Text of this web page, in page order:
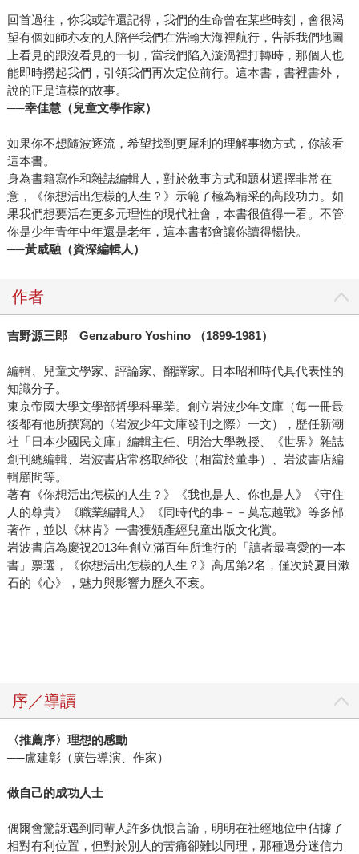
回首過往，你我或許還記得，我們的生命曾在某些時刻，會很渴
望有個如師亦友的人陪伴我們在浩瀚大海裡航行，告訴我們地圖
上看見的跟沒看見的一切，當我們陷入漩渦裡打轉時，那個人也
能即時撈起我們，引領我們再次定位前行。這本書，書裡書外，
說的正是這樣的故事。
──幸佳慧（兒童文學作家）
如果你不想隨波逐流，希望找到更犀利的理解事物方式，你該看
這本書。
身為書籍寫作和雜誌編輯人，對於敘事方式和題材選擇非常在
意，《你想活出怎樣的人生？》示範了極為精采的高段功力。如
果我們想要活在更多元理性的現代社會，本書很值得一看。不管
你是少年青年中年還是老年，這本書都會讓你讀得暢快。
──黃威融（資深編輯人）
作者
吉野源三郎 Genzaburo Yoshino （1899-1981）
編輯、兒童文學家、評論家、翻譯家。日本昭和時代具代表性的
知識分子。
東京帝國大學文學部哲學科畢業。創立岩波少年文庫（每一冊最
後都有他所撰寫的〈岩波少年文庫發刊之際〉一文），歷任新潮
社「日本少國民文庫」編輯主任、明治大學教授、《世界》雜誌
創刊總編輯、岩波書店常務取締役（相當於董事）、岩波書店編
輯顧問等。
著有《你想活出怎樣的人生？》《我也是人、你也是人》《守住
人的尊貴》《職業編輯人》《同時代的事－－莫忘越戰》等多部
著作，並以《林肯》一書獲頒產經兒童出版文化賞。
岩波書店為慶祝2013年創立滿百年所進行的「讀者最喜愛的一本
書」票選，《你想活出怎樣的人生？》高居第2名，僅次於夏目漱
石的《心》，魅力與影響力歷久不衰。
序／導讀
〈推薦序〉 理想的感動
──盧建彰（廣告導演、作家）
做自己的成功人士
偶爾會驚訝遇到同輩人許多仇恨言論，明明在社經地位中佔據了
相對有利位置，但對於別人的苦痛卻難以同理，那種過分迷信力